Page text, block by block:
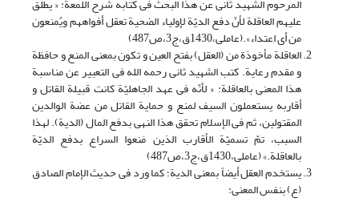
المرحوم الشهید ثانی عن هذا البحث فی کتابه شرح اللمعة: « یطلق
علیهم العاقلة لأنّ دفع الدیّة لإولیاء الضحیة تعقل أفواههم ویُمنعون
من أی اعتداء».(عاملی،1430ق،ج3،ص487)
العاقلة مأخوذة من (العقل) بفتح العین و تکون بمعنى المنع و حافظة
و مقدم رعایة. کتب الشهید ثانی رحمه الله فی التعبیر عن مناسبة
هذا المعنى بالعاقلة: « لأنّه فی عهد الجاهلیّة کانت قبیلة القاتل و
أقاربه یستعملون السیف لمنع و حمایة القاتل من عضة الوالدین
المقتولین، ثم فی الإسلام تحقق هذا النهی بدفع المال (الدیة). لهذا
السبب، تمّ تسمیّة الأقارب الذین مَنعوا السراع بدفع الدیّة
بالعاقلة.» (عاملی،1430ق،ج3،ص487)
یستخدم العقل أیضاً بمعنى الدیة؛ کما ورد فی حدیث الإمام الصادق
(ع) بنفس المعنى: